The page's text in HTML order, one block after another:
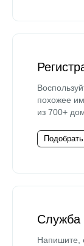
похожее
из 700+
Служба
Напишите,